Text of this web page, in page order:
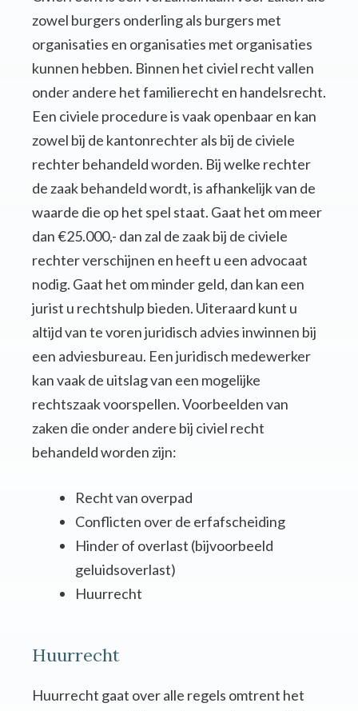
zowel burgers onderling als burgers met
organisaties en organisaties met organisaties
kunnen hebben. Binnen het civiel recht vallen
onder andere het familierecht en handelsrecht.
Een civiele procedure is vaak openbaar en kan
zowel bij de kantonrechter als bij de civiele
rechter behandeld worden. Bij welke rechter
de zaak behandeld wordt, is afhankelijk van de
waarde die op het spel staat. Gaat het om meer
dan €25.000,- dan zal de zaak bij de civiele
rechter verschijnen en heeft u een advocaat
nodig. Gaat het om minder geld, dan kan een
jurist u rechtshulp bieden. Uiteraard kunt u
altijd van te voren juridisch advies inwinnen bij
een adviesbureau. Een juridisch medewerker
kan vaak de uitslag van een mogelijke
rechtszaak voorspellen. Voorbeelden van
zaken die onder andere bij civiel recht
behandeld worden zijn:
Recht van overpad
Conflicten over de erfafscheiding
Hinder of overlast (bijvoorbeeld
geluidsoverlast)
Huurrecht
Huurrecht
Huurrecht gaat over alle regels omtrent het